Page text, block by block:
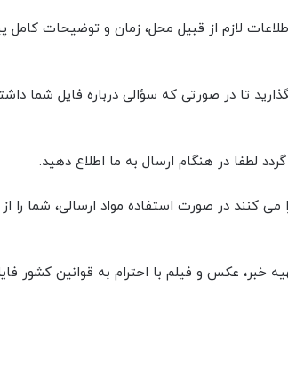
لازم از قبیل محل، زمان و توضیحات کامل
تا در صورتی که سؤالی درباره فایل شما
لطفا در هنگام ارسال به ما اطلاع دهید.
می کنند در صورت استفاده مواد ارسالی، شما را
خبر، عکس و فیلم با احترام به قوانین کشور